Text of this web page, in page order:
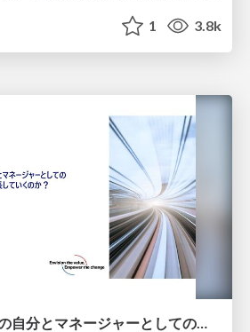
1 3.8k
エンジニアとしての自分とマネージャーとしての自分の狭間で、どう成長していくのか？（AWS DevDay 2023登壇資料）